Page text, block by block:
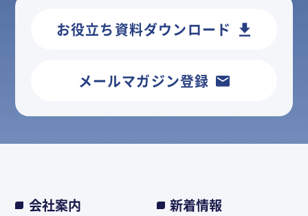
お役立ち資料ダウンロード
メールマガジン登録
会社案内
新着情報